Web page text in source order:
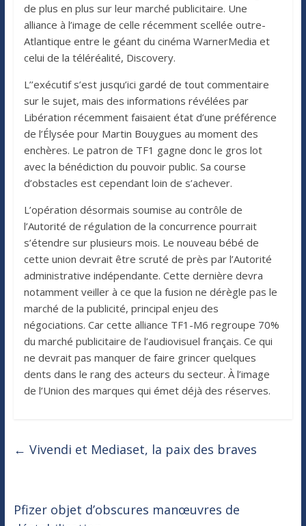
de plus en plus sur leur marché publicitaire. Une
alliance à l’image de celle récemment scellée outre-
Atlantique entre le géant du cinéma WarnerMedia et
celui de la téléréalité, Discovery.
L’’exécutif s’est jusqu’ici gardé de tout commentaire
sur le sujet, mais des informations révélées par
Libération récemment faisaient état d’une préférence
de l’Élysée pour Martin Bouygues au moment des
enchères. Le patron de TF1 gagne donc le gros lot
avec la bénédiction du pouvoir public. Sa course
d’obstacles est cependant loin de s’achever.
L’opération désormais soumise au contrôle de
l’Autorité de régulation de la concurrence pourrait
s’étendre sur plusieurs mois. Le nouveau bébé de
cette union devrait être scruté de près par l’Autorité
administrative indépendante. Cette dernière devra
notamment veiller à ce que la fusion ne dérègle pas le
marché de la publicité, principal enjeu des
négociations. Car cette alliance TF1-M6 regroupe 70%
du marché publicitaire de l’audiovisuel français. Ce qui
ne devrait pas manquer de faire grincer quelques
dents dans le rang des acteurs du secteur. À l’image
de l’Union des marques qui émet déjà des réserves.
← Vivendi et Mediaset, la paix des braves
Pfizer objet d’obscures manœuvres de